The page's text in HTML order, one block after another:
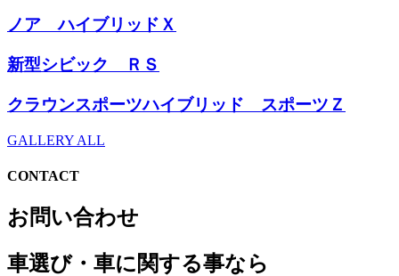
ノア ハイブリッドＸ
新型シビック ＲＳ
クラウンスポーツハイブリッド スポーツＺ
GALLERY ALL
CONTACT
お問い合わせ
車選び・車に関する事なら